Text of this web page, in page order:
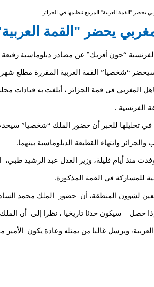
يحضر "القمة العربية" المزمع تنظيمها في الجزائر..
يحضر "القمة
“جون أفريك” عن مصادر دبلوماسية
“شخصيا” القمة العربية المقررة مطلع شهر
المغربي فى قمة الجزائر ، أبلغت به قيادات
الفرنسية .
تحليلها للخبر أن حضور الملك “شخصيا”
والجزائر وانتهاء القطيعة الدبلوماسية بينهما.
منذ أيام قليلة، وزير العدل عبد الرشيد
للمشاركة في القمة المذكورة.
لشؤون المنطقة، أن حضور الملك محمد
-إذا حصل – سيكون حدثا تاريخيا ، نظرا إلى أن
ويرسل غالبا من يمثله وعادة يكون الأمير